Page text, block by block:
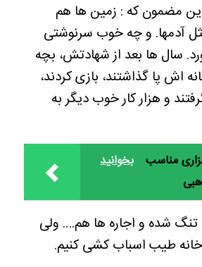
مضمون که : زمین ها هم
آدمها. و چه خوب سرنوشتی
سال ها بعد از شهادتش، بچه
اش پا گذاشتند، بازی کردند،
و هزار کار خوب دیگر به
بخوانید
مناسب
تنگ شده و اجاره ها هم…. ولی
خانه طیب اسباب کشی کنیم.